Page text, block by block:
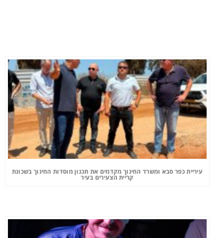
עיריית כפר סבא ומשרד החינוך מקדמים את תכנון מוסדות החינוך בשכונת
קריית הצעירים בעיר